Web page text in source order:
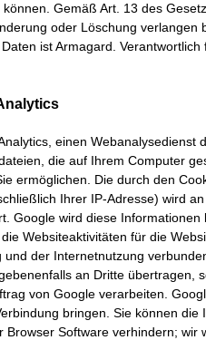
Gemäß Art. 13 des
oder Löschung verlangen
ist Armagard.
einen Webanalysedienst
die auf Ihrem Computer
ermöglichen. Die durch den
Ihrer IP-Adresse) wird
Google wird diese
Websiteaktivitäten für die
der Internetnutzung
an Dritte übertragen,
von Google verarbeiten.
bringen. Sie können die
Software verhindern; wir